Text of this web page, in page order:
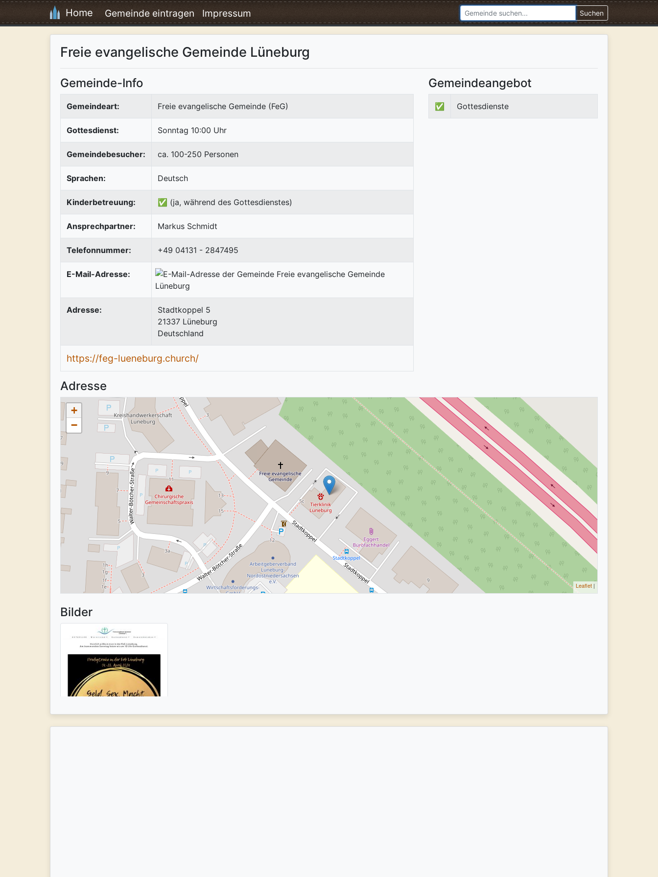
Home Gemeinde eintragen Impressum Suchen
Freie evangelische Gemeinde Lüneburg
Gemeinde-Info
Gemeindeart: Freie evangelische Gemeinde (FeG)
Gottesdienst: Sonntag 10:00 Uhr
Gemeindebesucher: ca. 100-250 Personen
Sprachen: Deutsch
Kinderbetreuung: ✅ (ja, während des Gottesdienstes)
Ansprechpartner: Markus Schmidt
Telefonnummer: +49 04131 - 2847495
E-Mail-Adresse:
Adresse:
Stadtkoppel 5
21337 Lüneburg
Deutschland
https://feg-lueneburg.church/
Gemeindeangebot
✅ Gottesdienste
Adresse
+
−
Leaflet |
Bilder